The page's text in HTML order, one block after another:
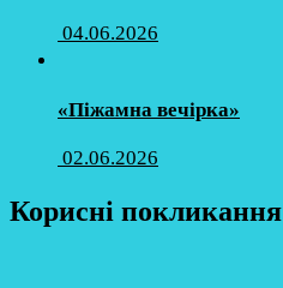
04.06.2026
«Піжамна вечірка»
02.06.2026
Корисні покликання